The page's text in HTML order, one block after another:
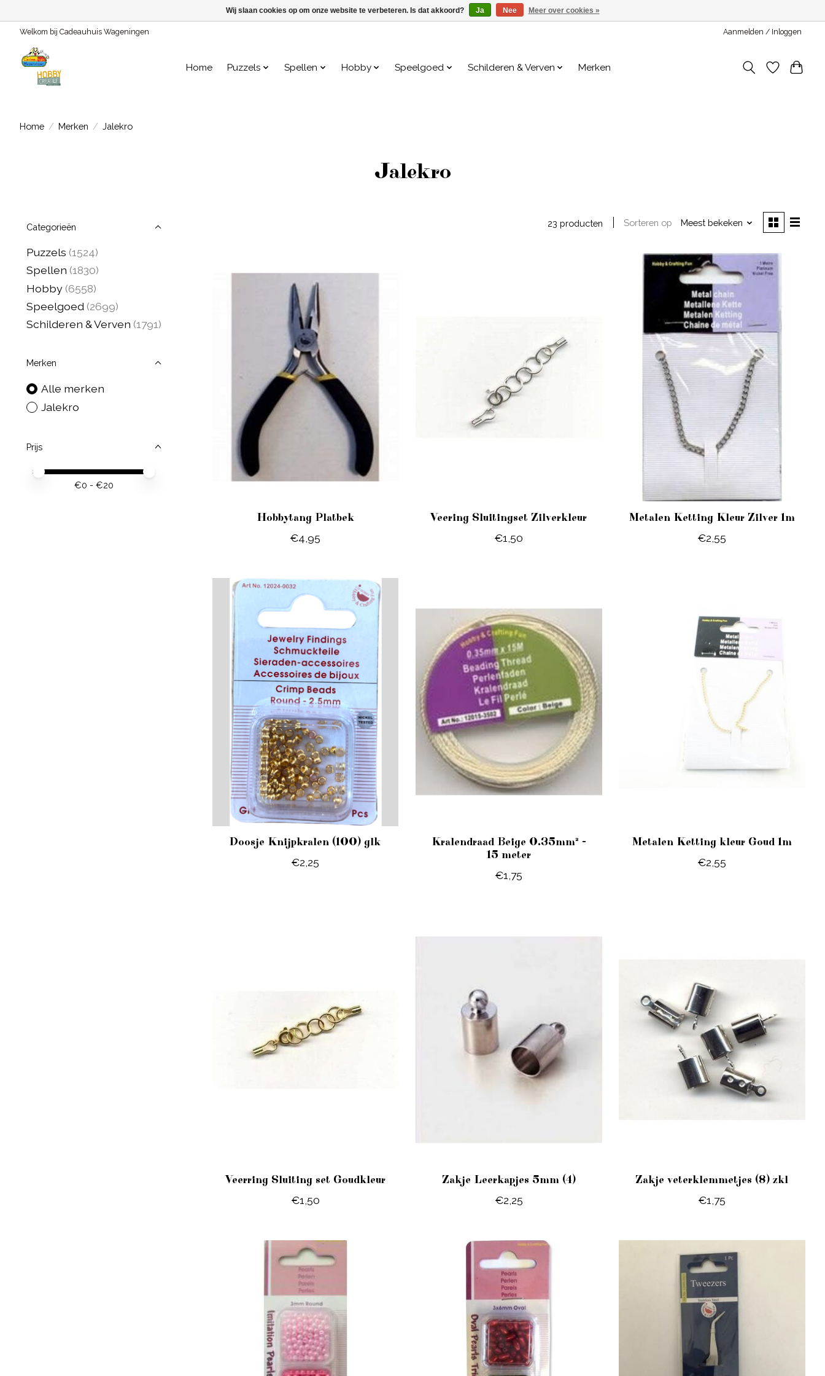
Welkom bij Cadeauhuis Wageningen Aanmelden / Inloggen
Home Puzzels Spellen Hobby Speelgoed Schilderen & Verven Merken
Home / Merken / Jalekro
Jalekro
Categorieën
Puzzels (1524)
Spellen (1830)
Hobby (6558)
Speelgoed (2699)
Schilderen & Verven (1791)
Merken
Alle merken
Jalekro
Prijs
Minimale prijswaarde
Price maximum value
€0 - €20
23 producten Sorteren op Meest bekeken
Hobbytang Platbek
€4,95
Veering Sluitingset Zilverkleur
€1,50
Metalen Ketting Kleur Zilver 1m
€2,55
Doosje Knijpkralen (100) glk
€2,25
Kralendraad Beige 0.35mm² -
15 meter
€1,75
Metalen Ketting kleur Goud 1m
€2,55
Veerring Sluiting set Goudkleur
€1,50
Zakje Leerkapjes 5mm (4)
€2,25
Zakje veterklemmetjes (8) zkl
€1,75
Wij slaan cookies op om onze website te verbeteren. Is dat akkoord? Ja Nee Meer over cookies »